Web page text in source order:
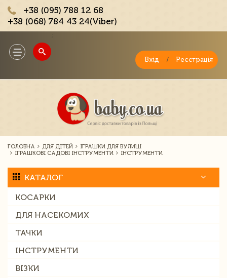
+38 (095) 788 12 68
+38 (068) 784 43 24(Viber)
Toggle
navigation
Вхід / Реєстрація
ГОЛОВНА ДЛЯ ДІТЕЙ
ІГРАШКИ ДЛЯ ВУЛИЦІ
ІГРАШКОВІ САДОВІ ІНСТРУМЕНТИ
ІНСТРУМЕНТИ
КАТАЛОГ
КОСАРКИ
ДЛЯ НАСЕКОМИХ
ТАЧКИ
ІНСТРУМЕНТИ
ВІЗКИ